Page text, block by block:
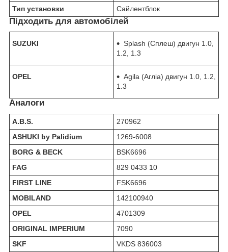
Тип установки
Сайлентблок
Підходить для автомобілей
SUZUKI
Splash (Сплеш) двигун 1.0,
1.2, 1.3
OPEL
Agila (Агліа) двигун 1.0, 1.2,
1.3
Аналоги
A.B.S.
270962
ASHUKI by Palidium
1269-6008
BORG & BECK
BSK6696
FAG
829 0433 10
FIRST LINE
FSK6696
MOBILAND
142100940
OPEL
4701309
ORIGINAL IMPERIUM
7090
SKF
VKDS 836003